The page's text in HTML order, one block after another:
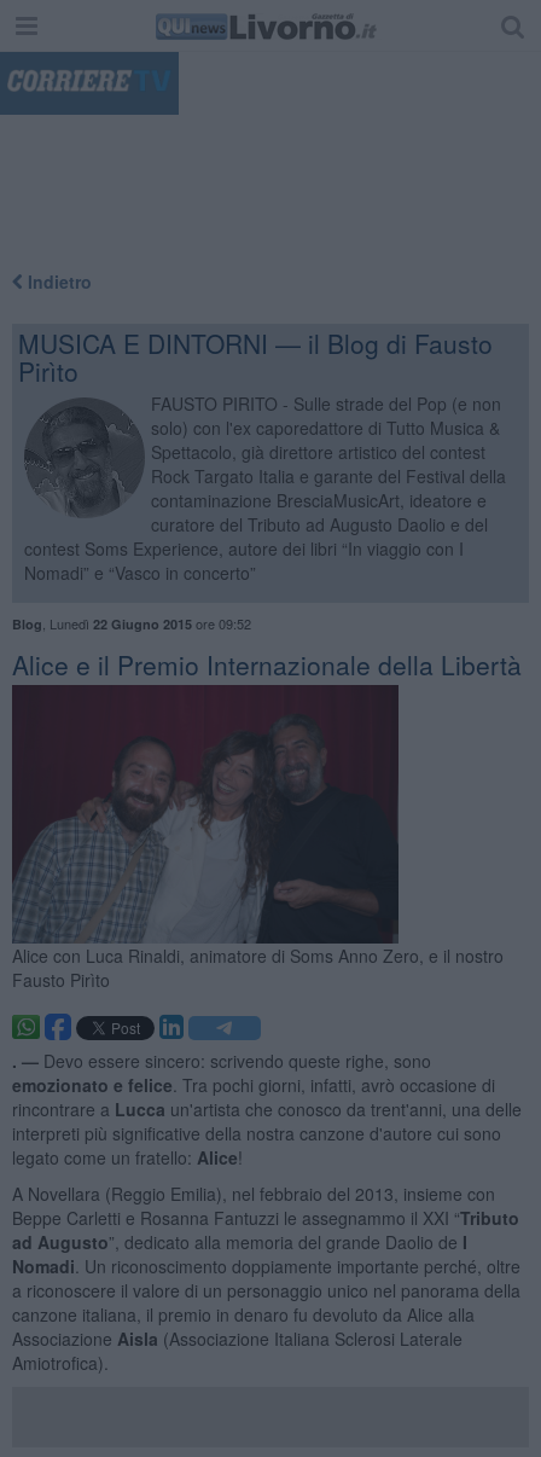
Indietro
MUSICA E DINTORNI — il Blog di Fausto
Pirìto
FAUSTO PIRITO - Sulle strade del Pop (e non
solo) con l'ex caporedattore di Tutto Musica &
Spettacolo, già direttore artistico del contest
Rock Targato Italia e garante del Festival della
contaminazione BresciaMusicArt, ideatore e
curatore del Tributo ad Augusto Daolio e del
contest Soms Experience, autore dei libri “In viaggio con I
Nomadi” e “Vasco in concerto”
Blog Lunedì 22 Giugno 2015ore 09:52
Alice e il Premio Internazionale della Libertà
Alice con Luca Rinaldi, animatore di Soms Anno Zero, e il nostro
Fausto Pirìto
. — Devo essere sincero: scrivendo queste righe, sono
emozionato e felice . Tra pochi giorni, infatti, avrò occasione di
rincontrare a Lucca un'artista che conosco da trent'anni, una delle
interpreti più significative della nostra canzone d'autore cui sono
legato come un fratello: Alice!
A Novellara (Reggio Emilia), nel febbraio del 2013, insieme con
Beppe Carletti e Rosanna Fantuzzi le assegnammo il XXI “Tributo
ad Augusto”, dedicato alla memoria del grande Daolio de I
Nomadi . Un riconoscimento doppiamente importante perché, oltre
a riconoscere il valore di un personaggio unico nel panorama della
canzone italiana, il premio in denaro fu devoluto da Alice alla
Associazione Aisla (Associazione Italiana Sclerosi Laterale
Amiotrofica).